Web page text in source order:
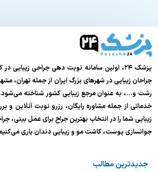
پزشک ۲۴، اولین سامانه نوبت دهی جراحی زیبایی
جراحان زیبایی در شهرهای بزرگ ایران از جمله تهران،
خدماتی از جمله مشاوره رایگان، رزرو نوبت آنلاین
زیبایی شما را در انتخاب بهترین جراح برای عمل بینی،
جوانسازی پوست، کاشت مو و زیبایی دندان یاری
جدیدترین مطالب